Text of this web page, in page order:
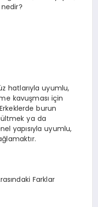
hatlarıyla uyumlu,
kavuşması için
burun
ya da
yapısıyla uyumlu,
Farklar